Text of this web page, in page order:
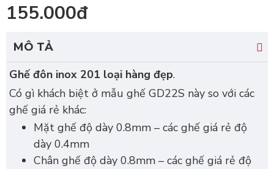
155.000đ
MÔ TẢ
Ghế đôn inox 201 loại hàng đẹp.
Có gì khách biệt ở mẫu ghế GD22S này so với các
ghế giá rẻ khác:
Mặt ghế độ dày 0.8mm – các ghế giá rẻ độ
dày 0.4mm
Chân ghế độ dày 0.8mm – các ghế giá rẻ độ